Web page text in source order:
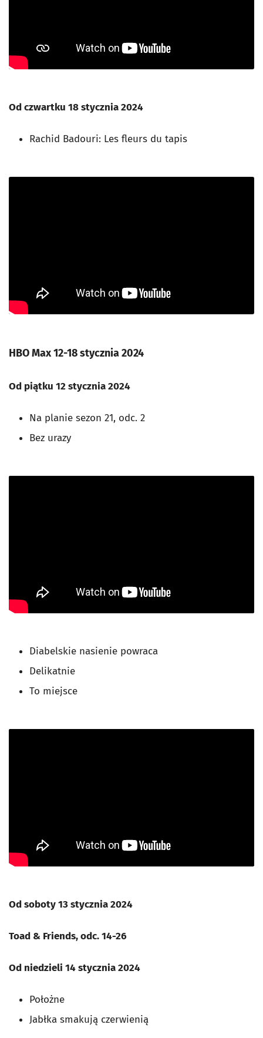
Od czwartku 18 stycznia 2024
Rachid Badouri: Les fleurs du tapis
HBO Max 12-18 stycznia 2024
Od piątku 12 stycznia 2024
Na planie sezon 21, odc. 2
Bez urazy
Diabelskie nasienie powraca
Delikatnie
To miejsce
Od soboty 13 stycznia 2024
Toad & Friends, odc. 14-26
Od niedzieli 14 stycznia 2024
Położne
Jabłka smakują czerwienią